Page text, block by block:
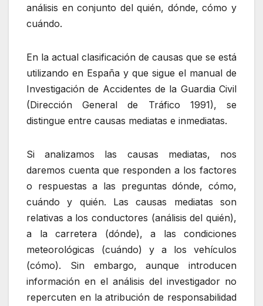
análisis en conjunto del quién, dónde, cómo y
cuándo.
En la actual clasificación de causas que se está
utilizando en España y que sigue el manual de
Investigación de Accidentes de la Guardia Civil
(Dirección General de Tráfico 1991), se
distingue entre causas mediatas e inmediatas.
Si analizamos las causas mediatas, nos
daremos cuenta que responden a los factores
o respuestas a las preguntas dónde, cómo,
cuándo y quién. Las causas mediatas son
relativas a los conductores (análisis del quién),
a la carretera (dónde), a las condiciones
meteorológicas (cuándo) y a los vehículos
(cómo). Sin embargo, aunque introducen
información en el análisis del investigador no
repercuten en la atribución de responsabilidad